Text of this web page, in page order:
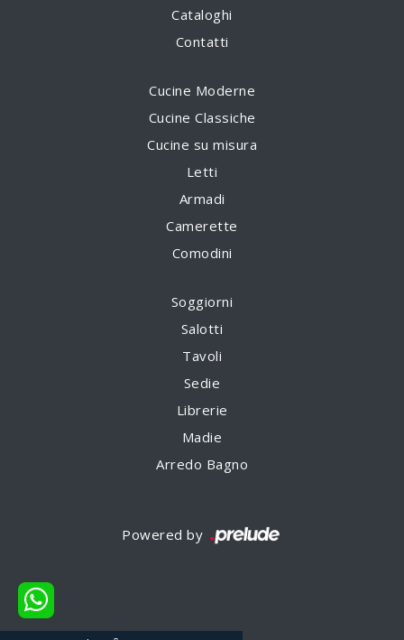
Cataloghi
Contatti
Cucine Moderne
Cucine Classiche
Cucine su misura
Letti
Armadi
Camerette
Comodini
Soggiorni
Salotti
Tavoli
Sedie
Librerie
Madie
Arredo Bagno
Powered by